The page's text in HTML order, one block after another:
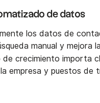
de datos
los datos de
manual y mejora
de crecimiento importa
empresa y puestos de